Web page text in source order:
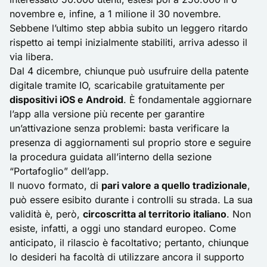
novembre e, infine, a 1 milione il 30 novembre.
Sebbene l’ultimo step abbia subito un leggero ritardo
rispetto ai tempi inizialmente stabiliti, arriva adesso il
via libera.
Dal 4 dicembre, chiunque può usufruire della patente
digitale tramite IO, scaricabile gratuitamente per
dispositivi iOS e Android. È fondamentale aggiornare
l’app alla versione più recente per garantire
un’attivazione senza problemi: basta verificare la
presenza di aggiornamenti sul proprio store e seguire
la procedura guidata all’interno della sezione
“Portafoglio” dell’app.
Il nuovo formato, di pari valore a quello tradizionale,
può essere esibito durante i controlli su strada. La sua
validità è, però, circoscritta al territorio italiano. Non
esiste, infatti, a oggi uno standard europeo. Come
anticipato, il rilascio è facoltativo; pertanto, chiunque
lo desideri ha facoltà di utilizzare ancora il supporto